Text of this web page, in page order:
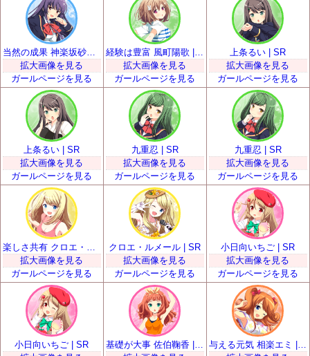
拡大画像を見る
ガールページを見る
経験は豊富 風町陽歌 | SR
拡大画像を見る
ガールページを見る
上条るい | SR
拡大画像を見る
ガールページを見る
上条るい | SR
拡大画像を見る
ガールページを見る
九重忍 | SR
拡大画像を見る
ガールページを見る
九重忍 | SR
拡大画像を見る
ガールページを見る
拡大画像を見る
ガールページを見る
クロエ・ルメール | SR
拡大画像を見る
ガールページを見る
小日向いちご | SR
拡大画像を見る
ガールページを見る
小日向いちご | SR
基礎が大事 佐伯鞠香 | SR
与える元気 相楽エミ | SR